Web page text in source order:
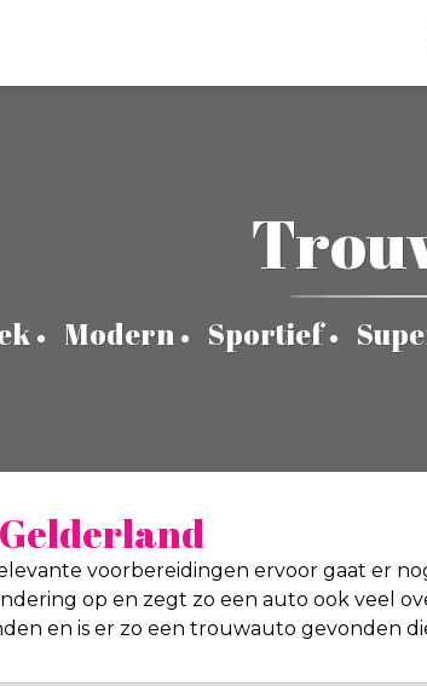
Modern Sportief
voorbereidingen ervoor gaat er
op en zegt zo een auto ook veel
en is er zo een trouwauto gevonden